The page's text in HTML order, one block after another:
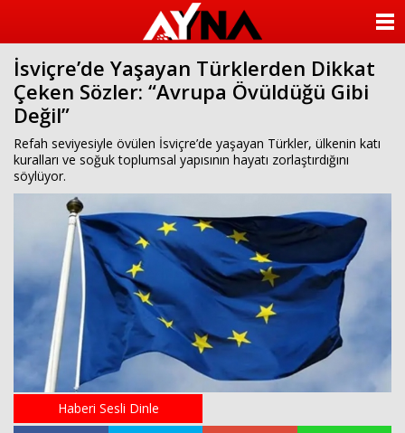
sohbet
cinsel
sohbet
sohbet
mobil
sohbet
islami
sohbetler
İsviçre’de Yaşayan Türklerden Dikkat
Çeken Sözler: “Avrupa Övüldüğü Gibi
Değil”
Refah seviyesiyle övülen İsviçre’de yaşayan Türkler, ülkenin katı
kuralları ve soğuk toplumsal yapısının hayatı zorlaştırdığını
söylüyor.
Haberi Sesli Dinle
KATEGORİLER
ANKETLER
VİDEO GALERİ
KÜNYE